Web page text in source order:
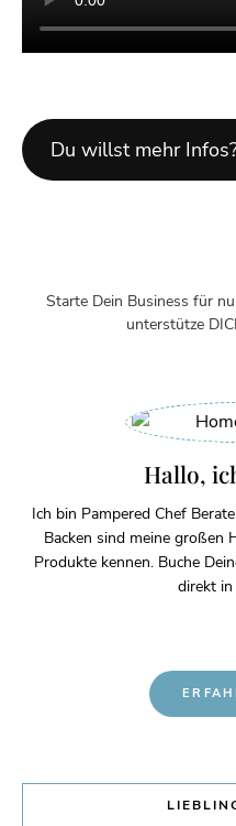
Du willst mehr
Starte Dein Business für
unterstütze
Hallo,
Ich bin Pampered Chef
Backen sind meine großen
Produkte kennen. Buche
direkt in